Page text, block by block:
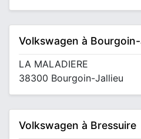
Volkswagen à
LA MALADIERE
38300 Bourgoin-Jallieu
Volkswagen à Bressuire